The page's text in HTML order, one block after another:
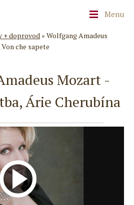
Menu
+ doprovod » Wolfgang Amadeus
che sapete
Mozart -
Árie Cherubína